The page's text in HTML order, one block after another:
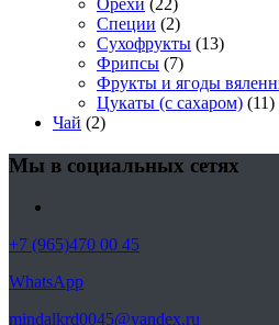
Орехи (22)
Специи (2)
Сухофрукты (13)
Фрипсы (7)
Фрукты и ягоды
Цукаты (с сахаром) (11)
Чай (2)
Мы в социальных сетях
+7 (965)470 00 45
WhatsApp
mindalkrd0045@yandex.ru